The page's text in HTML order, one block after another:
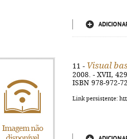
11 - Visual
2008. - XVII,
ISBN 978-972-
Link persistente: